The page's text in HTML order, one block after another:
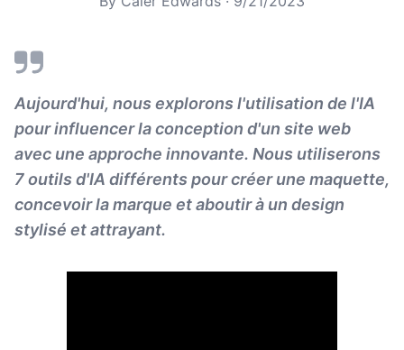
Aujourd'hui, nous explorons l'utilisation de l'IA
pour influencer la conception d'un site web
avec une approche innovante. Nous utiliserons
7 outils d'IA différents pour créer une maquette,
concevoir la marque et aboutir à un design
stylisé et attrayant.